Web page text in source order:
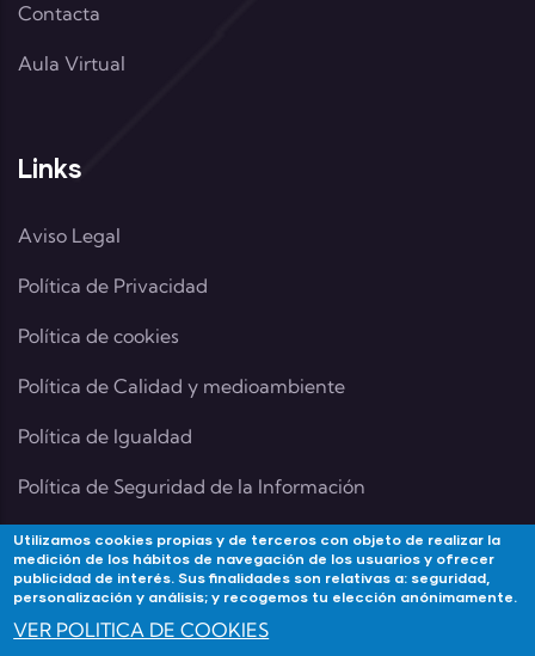
Contacta
Aula Virtual
Links
Aviso Legal
Política de Privacidad
Política de cookies
Política de Calidad y medioambiente
Política de Igualdad
Política de Seguridad de la Información
Contacta
Utilizamos cookies propias y de terceros con objeto de realizar la
medición de los hábitos de navegación de los usuarios y ofrecer
publicidad de interés. Sus finalidades son relativas a: seguridad,
personalización y análisis; y recogemos tu elección anónimamente.
VER POLITICA DE COOKIES